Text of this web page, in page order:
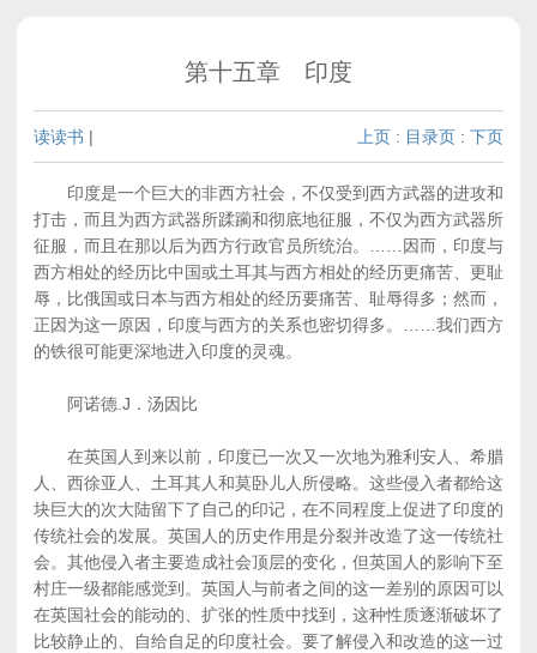
第十五章 印度
读读书 | 上页 : 目录页 : 下页
印度是一个巨大的非西方社会，不仅受到西方武器的进攻和
打击，而且为西方武器所蹂躏和彻底地征服，不仅为西方武器所
征服，而且在那以后为西方行政官员所统治。……因而，印度与
西方相处的经历比中国或土耳其与西方相处的经历更痛苦、更耻
辱，比俄国或日本与西方相处的经历要痛苦、耻辱得多；然而，
正因为这一原因，印度与西方的关系也密切得多。……我们西方
的铁很可能更深地进入印度的灵魂。
阿诺德.J．汤因比
在英国人到来以前，印度已一次又一次地为雅利安人、希腊
人、西徐亚人、土耳其人和莫卧儿人所侵略。这些侵入者都给这
块巨大的次大陆留下了自己的印记，在不同程度上促进了印度的
传统社会的发展。英国人的历史作用是分裂并改造了这一传统社
会。其他侵入者主要造成社会顶层的变化，但英国人的影响下至
村庄一级都能感觉到。英国人与前者之间的这一差别的原因可以
在英国社会的能动的、扩张的性质中找到，这种性质逐渐破坏了
比较静止的、自给自足的印度社会。要了解侵入和改造的这一过